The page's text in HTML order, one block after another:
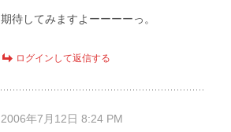
期待してみますよーーーーっ。
ログインして返信する
2006年7月12日 8:24 PM